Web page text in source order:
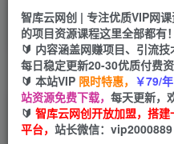
网赚网创 项目
365天稳定跟新
首页 创业课程 会员免费 正文
卖游戏长期蓝海项目，
【拆解】
智库云网创 | 专注优质VIP网
的项目资源课程这里全部都有！
🔰 内容涵盖网赚项目、引流技
每日稳定更新20-30优质付费资
🔰 本站VIP 限时特惠， ￥79/
站资源免费下载， 每天更新，
🔰 智库云网创开放加盟，搭
平台， 站长微信：vip2000889